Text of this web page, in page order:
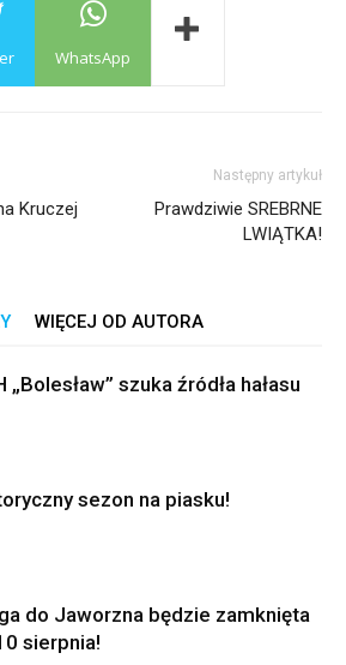
WhatsApp
Kruczej
Następny artykuł
Prawdziwie SREBRNE
LWIĄTKA!
WIĘCEJ OD AUTORA
„Bolesław” szuka źródła hałasu
sezon na piasku!
do Jaworzna będzie zamknięta
sierpnia!